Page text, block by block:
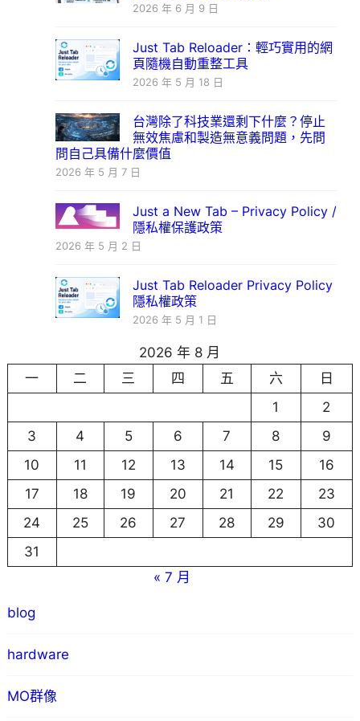
2026 年 6 月 9 日
Just Tab Reloader：輕巧實用的網
頁隨機自動重整工具
2026 年 5 月 18 日
台灣除了科技業還剩下什麼？停止
無效焦慮和製造無意義問題，先問
問自己具備什麼價值
2026 年 5 月 7 日
Just a New Tab – Privacy Policy /
隱私權保護政策
2026 年 5 月 2 日
Just Tab Reloader Privacy Policy
隱私權政策
2026 年 5 月 1 日
2026 年 8 月
一
二 三 四 五 六
日
1
2
3
4 5 6 7 8
9
10
11 12 13 14 15
16
17
18 19 20 21 22
23
24
25 26 27 28 29
30
31
« 7 月
blog
hardware
MO群像